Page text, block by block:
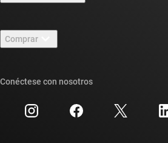
Carreras laborales
Sala de redacción
Eventos
Relaciones con los inversionistas
Foros de soporte de diseño de TI E2E™
Búsqueda de referencias cruzadas
Centro de atención al cliente
Comprar
Conéctese con nosotros